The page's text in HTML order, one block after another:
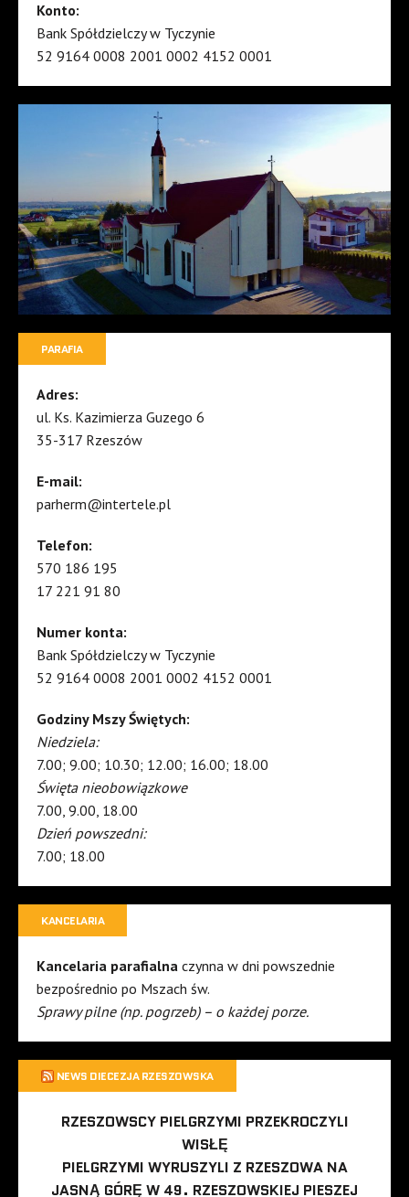
Konto:
Bank Spółdzielczy w Tyczynie
52 9164 0008 2001 0002 4152 0001
PARAFIA
Adres:
ul. Ks. Kazimierza Guzego 6
35-317 Rzeszów
E-mail:
parherm@intertele.pl
Telefon:
570 186 195
17 221 91 80
Numer konta:
Bank Spółdzielczy w Tyczynie
52 9164 0008 2001 0002 4152 0001
Godziny Mszy Świętych:
Niedziela:
7.00; 9.00; 10.30; 12.00; 16.00; 18.00
Święta nieobowiązkowe
7.00, 9.00, 18.00
Dzień powszedni:
7.00; 18.00
KANCELARIA
Kancelaria parafialna czynna w dni powszednie
bezpośrednio po Mszach św.
Sprawy pilne (np. pogrzeb) – o każdej porze.
NEWS DIECEZJA RZESZOWSKA
RZESZOWSCY PIELGRZYMI PRZEKROCZYLI
WISŁĘ
PIELGRZYMI WYRUSZYLI Z RZESZOWA NA
JASNĄ GÓRĘ W 49. RZESZOWSKIEJ PIESZEJ